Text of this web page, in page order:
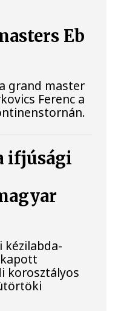
Eb
grand master
Ferenc a
ifjúsági
kézilabda-
korosztályos